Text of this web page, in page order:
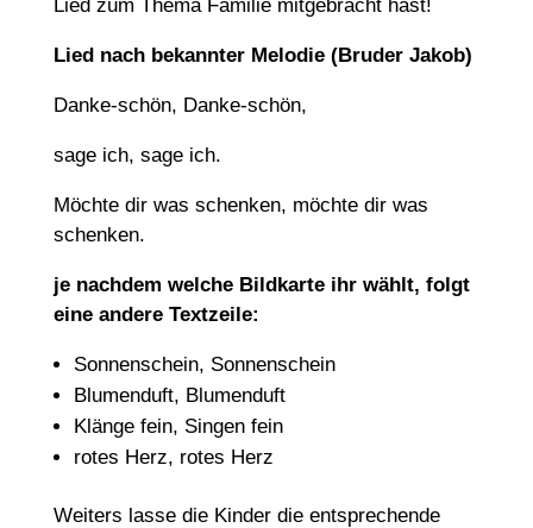
Lied zum Thema Familie mitgebracht hast!
Lied nach bekannter Melodie (Bruder Jakob)
Danke-schön, Danke-schön,
sage ich, sage ich.
Möchte dir was schenken, möchte dir was
schenken.
je nachdem welche Bildkarte ihr wählt, folgt
eine andere Textzeile:
Sonnenschein, Sonnenschein
Blumenduft, Blumenduft
Klänge fein, Singen fein
rotes Herz, rotes Herz
Weiters lasse die Kinder die entsprechende